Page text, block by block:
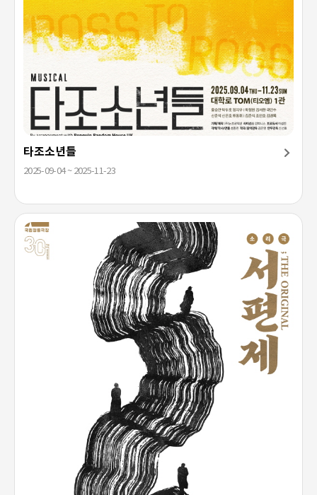
타조소년들
2025-09-04 ~ 2025-11-23